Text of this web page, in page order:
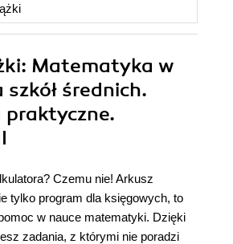
: Matematyka w
szkół średnich.
praktyczne.
Czemu nie! Arkusz
tylko program dla księgowych, to
w nauce matematyki. Dzięki
zadania, z którymi nie poradzi